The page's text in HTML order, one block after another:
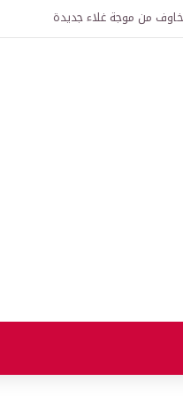
اتجاه الفائدة والدولار والذهب